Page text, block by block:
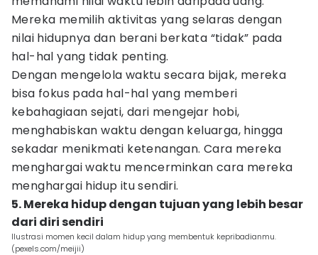
Mereka memilih aktivitas yang selaras dengan
nilai hidupnya dan berani berkata “tidak” pada
hal-hal yang tidak penting.
Dengan mengelola waktu secara bijak, mereka
bisa fokus pada hal-hal yang memberi
kebahagiaan sejati, dari mengejar hobi,
menghabiskan waktu dengan keluarga, hingga
sekadar menikmati ketenangan. Cara mereka
menghargai waktu mencerminkan cara mereka
menghargai hidup itu sendiri.
5. Mereka hidup dengan tujuan yang lebih besar
dari diri sendiri
Ilustrasi momen kecil dalam hidup yang membentuk kepribadianmu.
(pexels.com/meijii)